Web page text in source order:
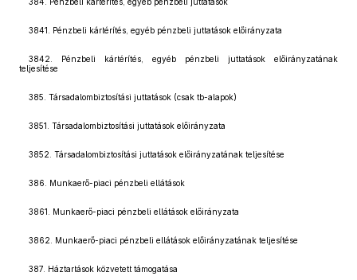
3841. Pénzbeli kártérítés, egyéb pénzbeli juttatások előirányzata
3842. Pénzbeli kártérítés, egyéb pénzbeli juttatások előirányzatának
teljesítése
385. Társadalombiztosítási juttatások (csak tb-alapok)
3851. Társadalombiztosítási juttatások előirányzata
3852. Társadalombiztosítási juttatások előirányzatának teljesítése
386. Munkaerő-piaci pénzbeli ellátások
3861. Munkaerő-piaci pénzbeli ellátások előirányzata
3862. Munkaerő-piaci pénzbeli ellátások előirányzatának teljesítése
387. Háztartások közvetett támogatása